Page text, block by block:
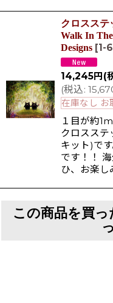
クロスス
Walk In
Designs [1-
14,245円(
(税込:
在庫なし お
１目が約
クロスス
キット)で
です！！
ひ、お楽
この商品を買